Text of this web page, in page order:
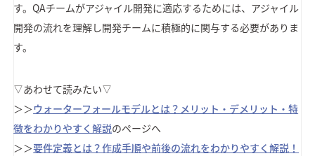
す。QAチームがアジャイル開発に適応するためには、アジャイル
開発の流れを理解し開発チームに積極的に関与する必要がありま
す。
▽あわせて読みたい▽
＞＞ウォーターフォールモデルとは？メリット・デメリット・特
徴をわかりやすく解説のページへ
＞＞要件定義とは？作成手順や前後の流れをわかりやすく解説！